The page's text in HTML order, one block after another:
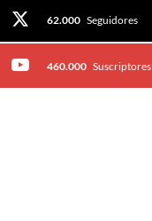
62.000 Seguidores
460.000 Suscriptores